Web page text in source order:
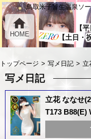
鳥取米子皆生温泉ソ
【
【土日・
home
HOME
トップページ 写メ日記 立
写メ日記
立花 ななせ
T173 B88(E)